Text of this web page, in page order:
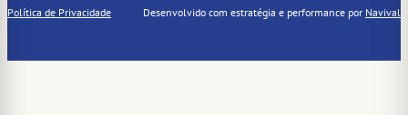
Política de Privacidade Desenvolvido com estratégia e performance por Navival